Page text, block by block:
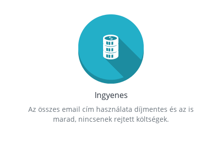
Ingyenes
Az összes email cím használata díjmentes és az is
marad, nincsenek rejtett költségek.